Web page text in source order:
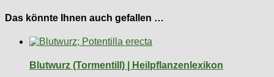
Das könnte Ihnen auch gefallen …
Blutwurz (Tormentill) | Heilpflanzenlexikon